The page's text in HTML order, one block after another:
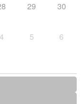
29 30
4 5 6